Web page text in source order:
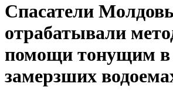
Спасатели
отрабатывали
помощи тонущим в
замерзших